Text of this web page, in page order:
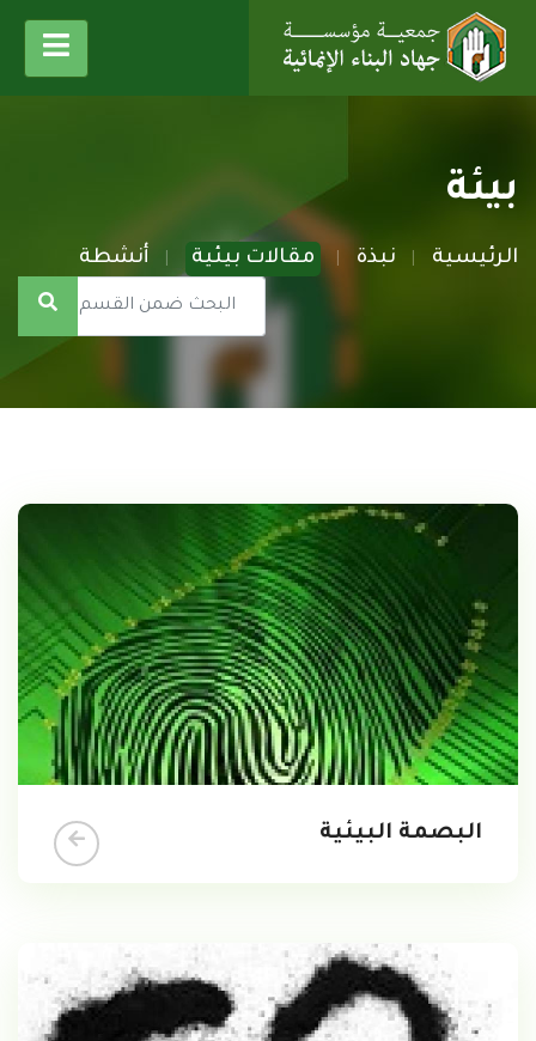
بيئة
الرئيسية نبذة مقالات بيئية أنشطة
البصمة البيئية